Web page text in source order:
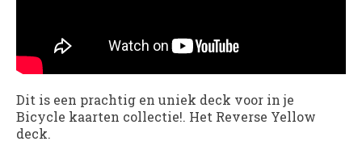
Dit is een prachtig en uniek deck voor in je
Bicycle kaarten collectie!. Het Reverse Yellow
deck.